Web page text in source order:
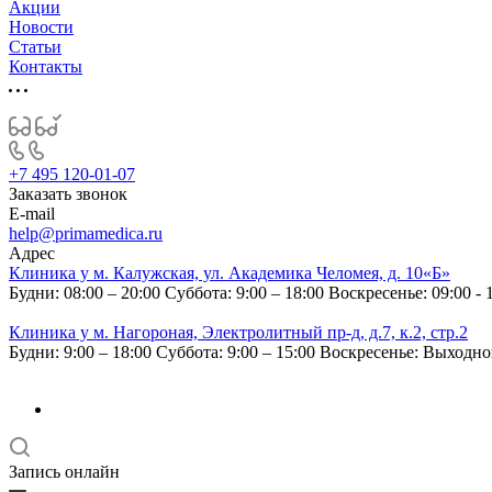
Акции
Новости
Статьи
Контакты
+7 495 120-01-07
Заказать звонок
E-mail
help@primamedica.ru
Адрес
Клиника у м. Калужская, ул. Академика Челомея, д. 10«Б»
Будни: 08:00 – 20:00 Суббота: 9:00 – 18:00 Воскресенье: 09:00 -
Клиника у м. Нагороная, Электролитный пр-д, д.7, к.2, стр.2
Будни: 9:00 – 18:00 Суббота: 9:00 – 15:00 Воскресенье:
Запись онлайн